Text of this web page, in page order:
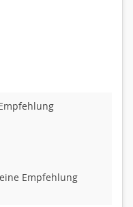
Empfehlung